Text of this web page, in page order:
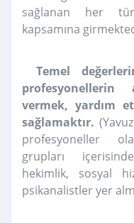
sağlanan her
kapsamına
Temel
profesyonellerin
vermek, yardım
sağlamaktır.
profesyoneller
grupları
hekimlik, sosyal
psikanalistler yer